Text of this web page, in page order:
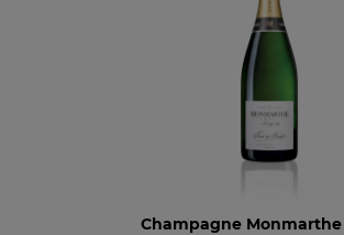
Champagne Monmarthe